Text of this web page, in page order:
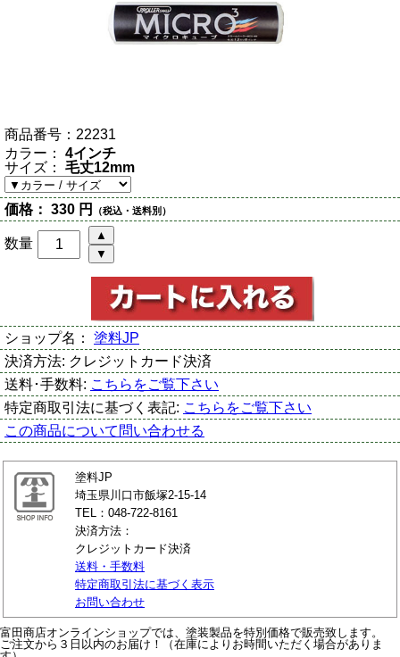
商品番号： 22231
カラー：
4インチ
サイズ：
毛丈12mm
価格： 330 円 （税込・送料別）
数量
ショップ名： 塗料JP
決済方法: クレジットカード決済
送料･手数料: こちらをご覧下さい
特定商取引法に基づく表記: こちらをご覧下さい
この商品について問い合わせる
塗料JP
埼玉県川口市飯塚2-15-14
TEL：048-722-8161
決済方法：
クレジットカード決済
送料・手数料
特定商取引法に基づく表示
お問い合わせ
富田商店オンラインショップでは、塗装製品を特別価格で販売致します。
ご注文から３日以内のお届け！（在庫によりお時間いただく場合がありま